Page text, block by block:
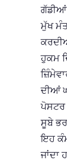
ਗੱਡੀਆਂ
ਮੁੱਖ
ਹੁਕਮ
ਦੀਆਂ
ਪੋਸਟਰ
ਸੂਬੇ
ਇਹ
ਜਾਂਦਾ